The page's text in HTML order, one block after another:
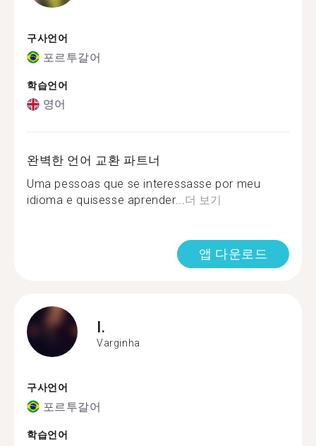
구사언어
포르투갈어
학습언어
영어
완벽한 언어 교환 파트너
Uma pessoas que se interessasse por meu
idioma e quisesse aprender...더 보기
앱 다운로드
I.
Varginha
구사언어
포르투갈어
학습언어